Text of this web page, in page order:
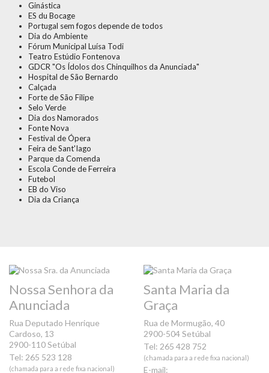
Ginástica
ES du Bocage
Portugal sem fogos depende de todos
Dia do Ambiente
Fórum Municipal Luísa Todi
Teatro Estúdio Fontenova
GDCR "Os Ídolos dos Chinquilhos da Anunciada"
Hospital de São Bernardo
Calçada
Forte de São Filipe
Selo Verde
Dia dos Namorados
Fonte Nova
Festival de Ópera
Feira de Sant'Iago
Parque da Comenda
Escola Conde de Ferreira
Futebol
EB do Viso
Dia da Criança
Nossa Senhora da
Anunciada
Rua Deputado Henrique
Cardoso, 13
2900-110 Setúbal
Tel: 265 523 128
(chamada para a rede fixa nacional)
Santa Maria da
Graça
Rua de Mormugão, 40
2900-504 Setúbal
Tel: 265 428 752
(chamada para a rede fixa nacional)
E-mail: